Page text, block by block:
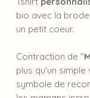
bio avec la
un petit coeur.
Contraction de "
plus qu'un
symbole de